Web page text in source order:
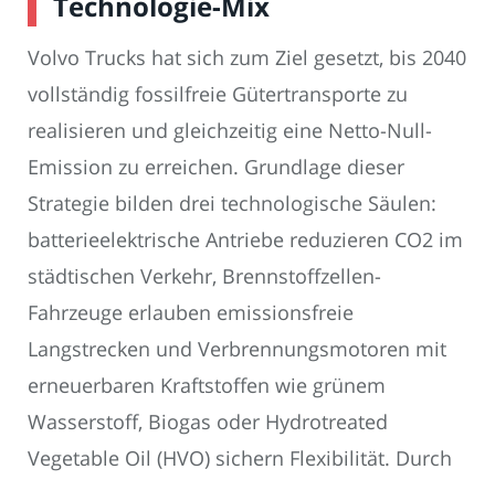
Volvo Trucks hat sich zum Ziel gesetzt, bis 2040
vollständig fossilfreie Gütertransporte zu
realisieren und gleichzeitig eine Netto-Null-
Emission zu erreichen. Grundlage dieser
Strategie bilden drei technologische Säulen:
batterieelektrische Antriebe reduzieren CO2 im
städtischen Verkehr, Brennstoffzellen-
Fahrzeuge erlauben emissionsfreie
Langstrecken und Verbrennungsmotoren mit
erneuerbaren Kraftstoffen wie grünem
Wasserstoff, Biogas oder Hydrotreated
Vegetable Oil (HVO) sichern Flexibilität. Durch